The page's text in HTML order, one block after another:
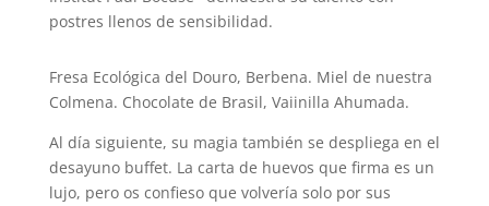
postres llenos de sensibilidad.
Fresa Ecológica del Douro, Berbena. Miel de nuestra
Colmena. Chocolate de Brasil, Vaiinilla Ahumada.
Al día siguiente, su magia también se despliega en el
desayuno buffet. La carta de huevos que firma es un
lujo, pero os confieso que volvería solo por sus